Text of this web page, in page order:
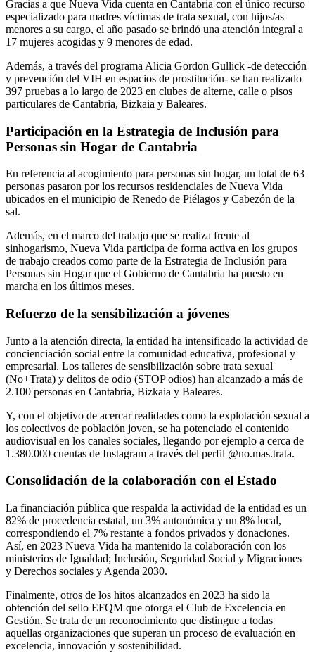
Gracias a que Nueva Vida cuenta en Cantabria con el único recurso
especializado para madres víctimas de trata sexual, con hijos/as
menores a su cargo, el año pasado se brindó una atención integral a
17 mujeres acogidas y 9 menores de edad.
Además, a través del programa Alicia Gordon Gullick -de detección
y prevención del VIH en espacios de prostitución- se han realizado
397 pruebas a lo largo de 2023 en clubes de alterne, calle o pisos
particulares de Cantabria, Bizkaia y Baleares.
Participación en la Estrategia de Inclusión para
Personas sin Hogar de Cantabria
En referencia al acogimiento para personas sin hogar, un total de 63
personas pasaron por los recursos residenciales de Nueva Vida
ubicados en el municipio de Renedo de Piélagos y Cabezón de la
sal.
Además, en el marco del trabajo que se realiza frente al
sinhogarismo, Nueva Vida participa de forma activa en los grupos
de trabajo creados como parte de la Estrategia de Inclusión para
Personas sin Hogar que el Gobierno de Cantabria ha puesto en
marcha en los últimos meses.
Refuerzo de la sensibilización a jóvenes
Junto a la atención directa, la entidad ha intensificado la actividad de
concienciación social entre la comunidad educativa, profesional y
empresarial. Los talleres de sensibilización sobre trata sexual
(No+Trata) y delitos de odio (STOP odios) han alcanzado a más de
2.100 personas en Cantabria, Bizkaia y Baleares.
Y, con el objetivo de acercar realidades como la explotación sexual a
los colectivos de población joven, se ha potenciado el contenido
audiovisual en los canales sociales, llegando por ejemplo a cerca de
1.380.000 cuentas de Instagram a través del perfil @no.mas.trata.
Consolidación de la colaboración con el Estado
La financiación pública que respalda la actividad de la entidad es un
82% de procedencia estatal, un 3% autonómica y un 8% local,
correspondiendo el 7% restante a fondos privados y donaciones.
Así, en 2023 Nueva Vida ha mantenido la colaboración con los
ministerios de Igualdad; Inclusión, Seguridad Social y Migraciones
y Derechos sociales y Agenda 2030.
Finalmente, otros de los hitos alcanzados en 2023 ha sido la
obtención del sello EFQM que otorga el Club de Excelencia en
Gestión. Se trata de un reconocimiento que distingue a todas
aquellas organizaciones que superan un proceso de evaluación en
excelencia, innovación y sostenibilidad.